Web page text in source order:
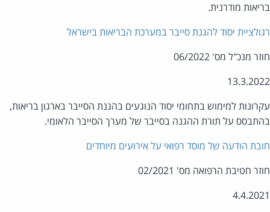
מודרנית.
יסוד להגנת סייבר במערכת הבריאות בישראל
מנכ"ל מס' 06/2022
למימוש בתחומי יסוד הנוגעים בהגנת הסייבר בארגון בריאות,
על תורת ההגנה בסייבר של מערך הסייבר הלאומי.
הודעה של מוסד רפואי על אירועים מיוחדים
חטיבת הרפואה מס' 02/2021